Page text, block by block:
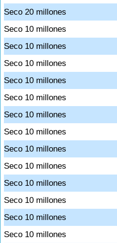
Seco 20 millones
Seco 10 millones
Seco 10 millones
Seco 10 millones
Seco 10 millones
Seco 10 millones
Seco 10 millones
Seco 10 millones
Seco 10 millones
Seco 10 millones
Seco 10 millones
Seco 10 millones
Seco 10 millones
Seco 10 millones